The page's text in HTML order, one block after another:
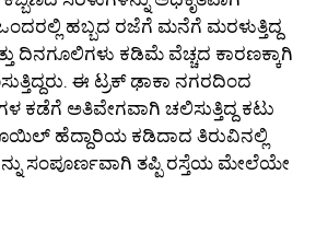
ಒಂದರಲ್ಲಿ ಹಬ್ಬದ ರಜೆಗೆ ಮನೆಗೆ ಮರಳುತ್ತಿದ್ದ
ದಿನಗೂಲಿಗಳು ಕಡಿಮೆ ವೆಚ್ಚದ ಕಾರಣಕ್ಕಾಗಿ
ಈ ಟ್ರಕ್ ಢಾಕಾ ನಗರದಿಂದ
ಕಡೆಗೆ ಅತಿವೇಗವಾಗಿ ಚಲಿಸುತ್ತಿದ್ದ ಕಟು
ಹೆದ್ದಾರಿಯ ಕಡಿದಾದ ತಿರುವಿನಲ್ಲಿ
ಸಂಪೂರ್ಣವಾಗಿ ತಪ್ಪಿ ರಸ್ತೆಯ ಮೇಲೆಯೇ